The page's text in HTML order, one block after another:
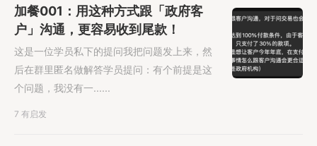
加餐001：用这种方式跟「政府客
户」沟通，更容易收到尾款！
这是一位学员私下的提问我把问题发上来，然
后在群里匿名做解答学员提问：有个前提是这
个问题，我没有一......
7 有启发